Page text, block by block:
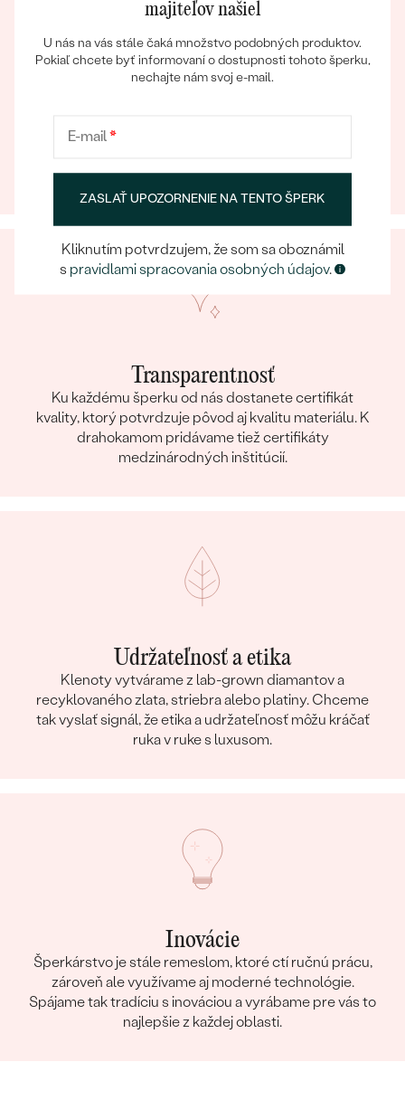
Bestsellery
OBJAVIŤ
Pri nakupovaní online aj osobne sa môžete spoľahnúť
výber šperku bol eppickým zážitkom.
Transparentnosť
Ku každému šperku od nás dostanete certifikát
kvality, ktorý potvrdzuje pôvod aj kvalitu materiálu. K
drahokamom pridávame tiež certifikáty
medzinárodných inštitúcií.
Udržateľnosť a etika
Klenoty vytvárame z lab-grown diamantov a
recyklovaného zlata, striebra alebo platiny. Chceme
tak vyslať signál, že etika a udržateľnosť môžu kráčať
ruka v ruke s luxusom.
Inovácie
Šperkárstvo je stále remeslom, ktoré ctí ručnú prácu,
zároveň ale využívame aj moderné technológie.
Spájame tak tradíciu s inováciou a vyrábame pre vás to
najlepšie z každej oblasti.
majiteľov našiel
U nás na vás stále čaká množstvo podobných produktov.
Pokiaľ chcete byť informovaní o dostupnosti tohoto šperku,
nechajte nám svoj e-mail.
E-mail*
ZASLAŤ UPOZORNENIE NA TENTO ŠPERK
Kliknutím potvrdzujem, že som sa oboznámil
s pravidlami spracovania osobných údajov.